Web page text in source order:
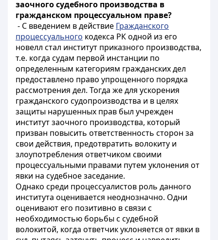
заочного судебного производства в
гражданском процессуальном праве?
- С введением в действие Гражданского
процессуального кодекса РК одной из его
новелл стал институт приказного производства,
т.е. когда судам первой инстанции по
определенным категориям гражданских дел
предоставлено право упрощенного порядка
рассмотрения дел. Тогда же для ускорения
гражданского судопроизводства и в целях
защиты нарушенных прав был учрежден
институт заочного производства, который
призван повысить ответственность сторон за
свои действия, предотвратить волокиту и
злоупотребления ответчиком своими
процессуальными правами путем уклонения от
явки на судебное заседание.
Однако среди процессуалистов роль данного
института оценивается неоднозначно. Одни
оценивают его позитивно в связи с
необходимостью борьбы с судебной
волокитой, когда ответчик уклоняется от явки в